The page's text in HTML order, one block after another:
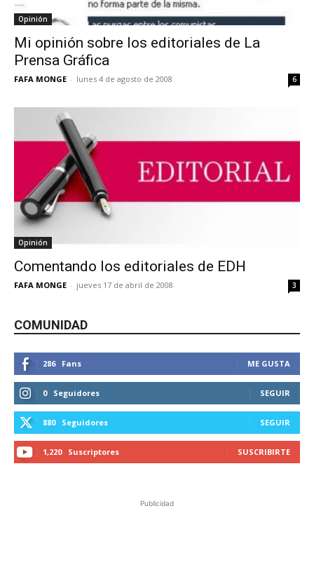
Opinión
Mi opinión sobre los editoriales de La
Prensa Gráfica
FAFA MONGE - lunes 4 de agosto de 2008 6
Opinión
Comentando los editoriales de EDH
FAFA MONGE - jueves 17 de abril de 2008 3
COMUNIDAD
286 Fans ME GUSTA
0 Seguidores SEGUIR
880 Seguidores SEGUIR
1,220 Suscriptores SUSCRIBIRTE
Publicidad